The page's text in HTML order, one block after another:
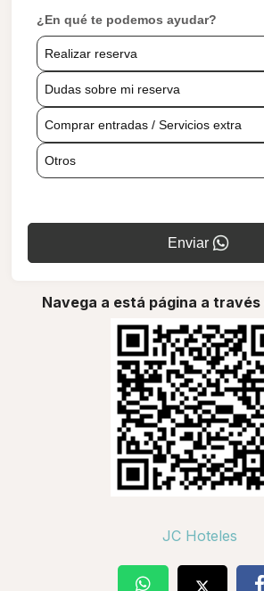
¿En qué te podemos ayudar?
Realizar reserva
Dudas sobre mi reserva
Comprar entradas / Servicios extra
Otros
Enviar
Navega a está página a través
JC Hoteles